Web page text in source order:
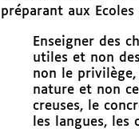
préparant aux Ecoles
Enseigner des
utiles et non
non le privilège,
nature et non
creuses, le
les langues,